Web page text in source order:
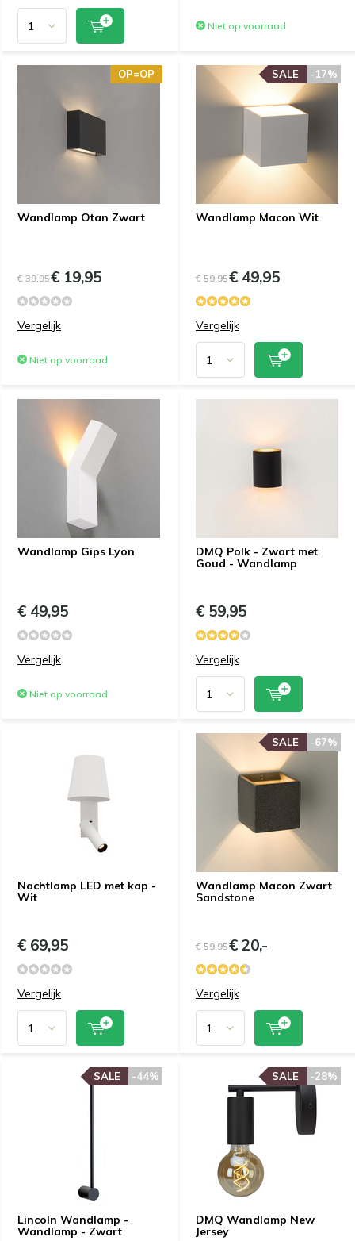
Niet op voorraad
Wandlamp Otan Zwart
OP=OP
€ 39,95€ 19,95
Vergelijk
Niet op voorraad
Wandlamp Macon Wit
-17%
SALE
€ 59,95€ 49,95
Vergelijk
Wandlamp Gips Lyon
€ 49,95
Vergelijk
Niet op voorraad
DMQ Polk - Zwart met
Goud - Wandlamp
€ 59,95
Vergelijk
Nachtlamp LED met kap -
Wit
€ 69,95
Vergelijk
Wandlamp Macon Zwart
Sandstone
-67%
SALE
€ 59,95€ 20,-
Vergelijk
Lincoln Wandlamp -
Wandlamp - Zwart
-44%
SALE
DMQ Wandlamp New
Jersey
-28%
SALE